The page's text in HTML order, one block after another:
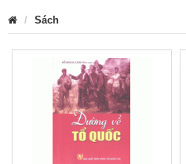
Sách